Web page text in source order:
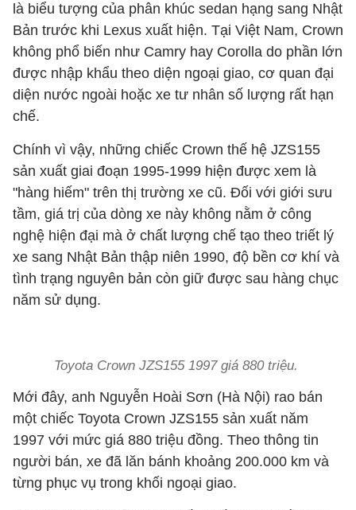
là biểu tượng của phân khúc sedan hạng sang Nhật
Bản trước khi Lexus xuất hiện. Tại Việt Nam, Crown
không phổ biến như Camry hay Corolla do phần lớn
được nhập khẩu theo diện ngoại giao, cơ quan đại
diện nước ngoài hoặc xe tư nhân số lượng rất hạn
chế.
Chính vì vậy, những chiếc Crown thế hệ JZS155
sản xuất giai đoạn 1995-1999 hiện được xem là
"hàng hiếm" trên thị trường xe cũ. Đối với giới sưu
tầm, giá trị của dòng xe này không nằm ở công
nghệ hiện đại mà ở chất lượng chế tạo theo triết lý
xe sang Nhật Bản thập niên 1990, độ bền cơ khí và
tình trạng nguyên bản còn giữ được sau hàng chục
năm sử dụng.
Toyota Crown JZS155 1997 giá 880 triệu.
Mới đây, anh Nguyễn Hoài Sơn (Hà Nội) rao bán
một chiếc Toyota Crown JZS155 sản xuất năm
1997 với mức giá 880 triệu đồng. Theo thông tin
người bán, xe đã lăn bánh khoảng 200.000 km và
từng phục vụ trong khối ngoại giao.